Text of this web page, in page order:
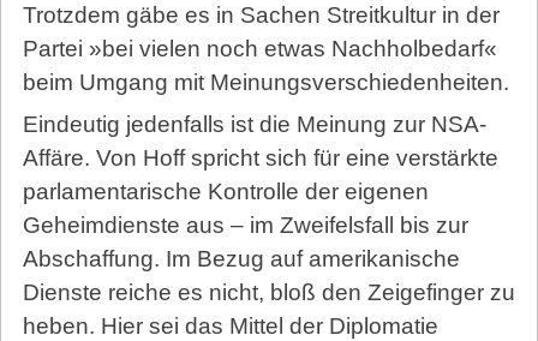
Trotzdem gäbe es in Sachen Streitkultur in der
Partei »bei vielen noch etwas Nachholbedarf«
beim Umgang mit Meinungsverschiedenheiten.
Eindeutig jedenfalls ist die Meinung zur NSA-
Affäre. Von Hoff spricht sich für eine verstärkte
parlamentarische Kontrolle der eigenen
Geheimdienste aus – im Zweifelsfall bis zur
Abschaffung. Im Bezug auf amerikanische
Dienste reiche es nicht, bloß den Zeigefinger zu
heben. Hier sei das Mittel der Diplomatie